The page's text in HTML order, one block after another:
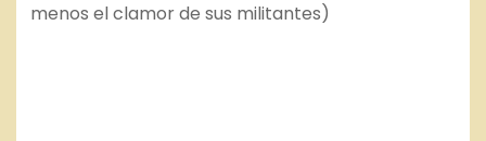
menos el clamor de sus militantes)